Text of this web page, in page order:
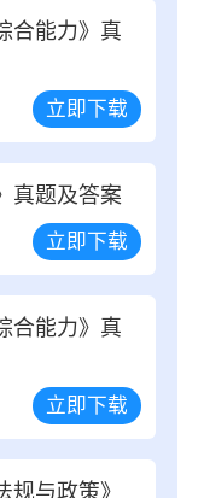
合能力》真
立即下载
真题及答案
立即下载
合能力》真
立即下载
与政策》